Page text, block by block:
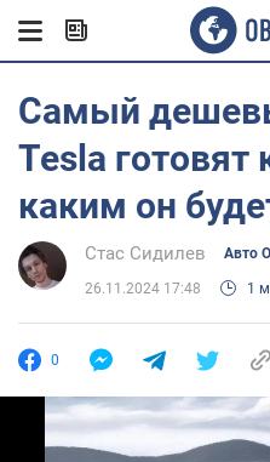
Самый
Tesla готовят
каким он
Стас Сидилев Авто
26.11.2024 17:48 1
0